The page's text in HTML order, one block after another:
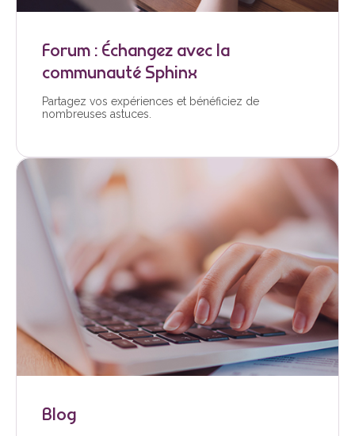
Forum : Échangez avec la
communauté Sphinx
Partagez vos expériences et bénéficiez de
nombreuses astuces.
Blog